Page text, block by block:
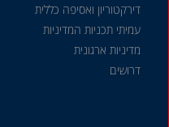
דירקטוריון ואסיפה כללית
עמיתי תכניות המדיניות
מדיניות ארגונית
דרושים